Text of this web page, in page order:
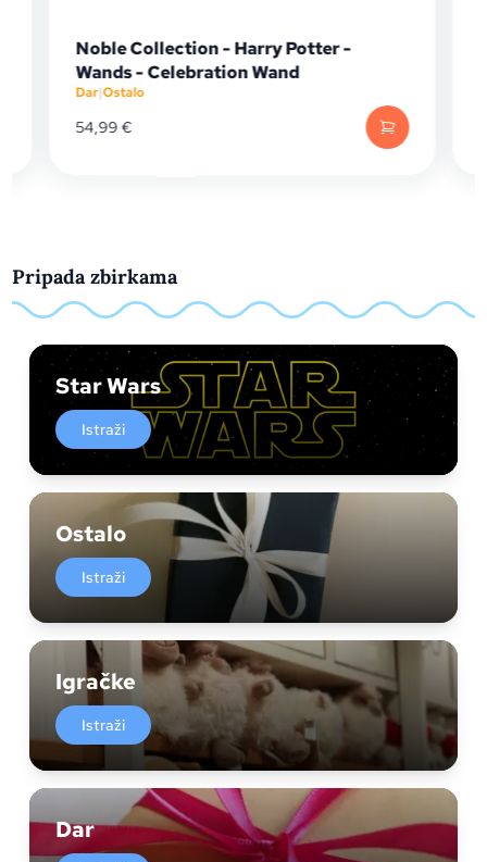
Noble Collection - Harry Potter -
Wands - Celebration Wand
Dar|Ostalo
54,99€
Pripada zbirkama
Star Wars
Istraži
Ostalo
Istraži
Igračke
Istraži
Dar